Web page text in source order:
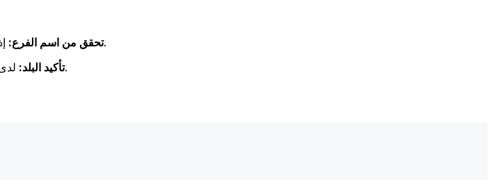
تحقق من اسم الفرع:إذا كنت تستخدم رمز سويفت خاص بفرع معين، فتأكد من أن هذا الفرع يطابق فرع المستلم.
تأكيد البلد:لدى البنوك مواقع في جميع أنحاء العالم. تحقق من أن رمز سويفت يتوافق مع بلد البنك الوجهة.